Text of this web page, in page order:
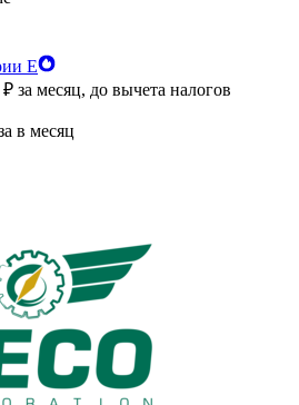
Е
₽ за месяц, до вычета налогов
в месяц